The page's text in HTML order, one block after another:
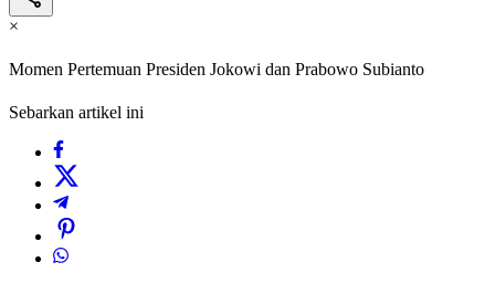
×
Momen Pertemuan Presiden Jokowi dan Prabowo Subianto
Sebarkan artikel ini